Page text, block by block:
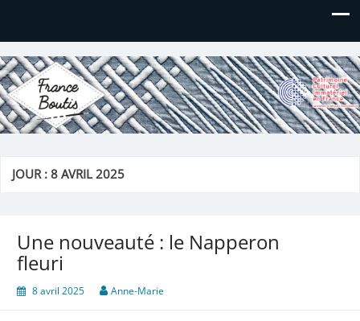
France Boutis
Le site de France Boutis
JOUR :8 AVRIL 2025
Une nouveauté : le Napperon
fleuri
8 avril 2025 Anne-Marie